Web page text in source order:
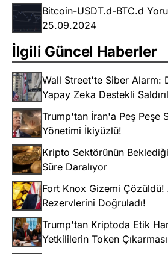
Bitcoin-USDT.d-BTC.d
25.09.2024
İlgili Güncel Haberler
Wall Street'te Siber Alarm:
Yapay Zeka Destekli
Trump'tan İran'a Peş Peşe
Yönetimi İkiyüzlü!
Kripto Sektörünün
Süre Daralıyor
Fort Knox Gizemi Çözüldü!
Rezervlerini Doğruladı!
Trump'tan Kriptoda Etik
Yetkililerin Token